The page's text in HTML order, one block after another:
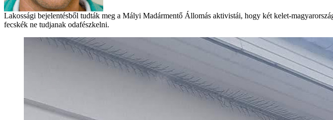
Lakossági bejelentésből tudták meg a Mályi Madármentő Állomás aktivistái, hogy két kelet-
fecskék ne tudjanak odafészkelni.